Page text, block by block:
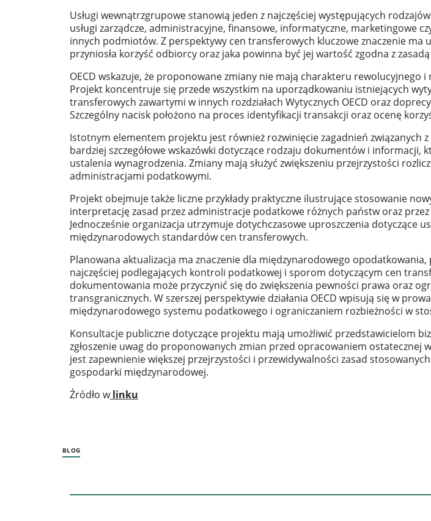
Usługi wewnątrzgrupowe stanowią jeden z najczęściej występujących
usługi zarządcze, administracyjne, finansowe, informatyczne, marketingowe
innych podmiotów. Z perspektywy cen transferowych kluczowe znaczenie ma
przyniosła korzyść odbiorcy oraz jaka powinna być jej wartość zgodna z
OECD wskazuje, że proponowane zmiany nie mają charakteru rewolucyjnego
Projekt koncentruje się przede wszystkim na uporządkowaniu istniejących
transferowych zawartymi w innych rozdziałach Wytycznych OECD oraz
Szczególny nacisk położono na proces identyfikacji transakcji oraz ocenę
Istotnym elementem projektu jest również rozwinięcie zagadnień związanych
bardziej szczegółowe wskazówki dotyczące rodzaju dokumentów i
ustalenia wynagrodzenia. Zmiany mają służyć zwiększeniu przejrzystości
administracjami podatkowymi.
Projekt obejmuje także liczne przykłady praktyczne ilustrujące stosowanie
interpretację zasad przez administracje podatkowe różnych państw oraz
Jednocześnie organizacja utrzymuje dotychczasowe uproszczenia dotyczące
międzynarodowych standardów cen transferowych.
Planowana aktualizacja ma znaczenie dla międzynarodowego
najczęściej podlegających kontroli podatkowej i sporom dotyczącym cen
dokumentowania może przyczynić się do zwiększenia pewności prawa oraz
transgranicznych. W szerszej perspektywie działania OECD wpisują się w
międzynarodowego systemu podatkowego i ograniczaniem rozbieżności w
Konsultacje publiczne dotyczące projektu mają umożliwić przedstawicielom
zgłoszenie uwag do proponowanych zmian przed opracowaniem ostatecznej
jest zapewnienie większej przejrzystości i przewidywalności zasad
gospodarki międzynarodowej.
Źródło wlinku
BLOG